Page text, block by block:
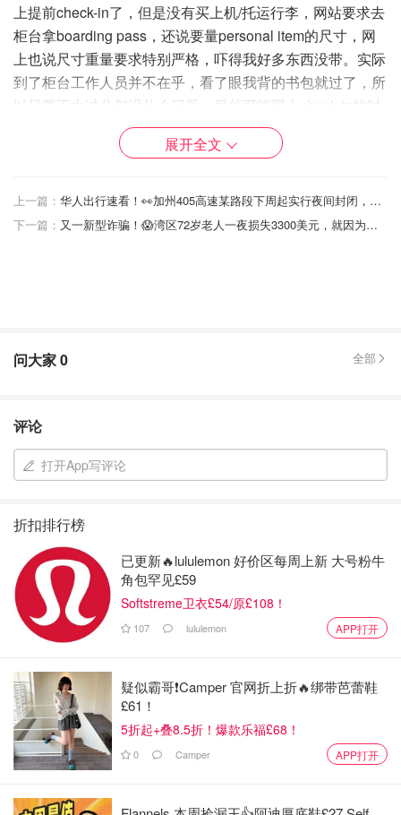
上提前check-in了，但是没有买上机/托运行李，网站要求去
柜台拿boarding pass，还说要量personal item的尺寸，网
上也说尺寸重量要求特别严格，吓得我好多东西没带。实际
到了柜台工作人员并不在乎，看了眼我背的书包就过了，所
以只要不太过分都没什么问题。另外可能网上check-in的时
候输入过绿卡信息，到柜台时工作人员也没要我的绿卡，就
直接给boarding pass了。虽然是国际航班，提前2小时到机
11:20am，还好我后续行程的时间比较宽裕。飞2个小时
1:30pm到达温哥华机场，先扫了淘宝买的esim二维码，不
员后就出来了。在大厅先找了个atm机取了C$600，一次上
基建还是比美国强多了，接着用同一张票坐公交去码头，刚
好时间赶的好就等了5分钟，公交很空而且是双层的，坐
620路公交直达码头，下车就是码头大厅，一进去就看到自
boarding pass了，接着就在berth里等着，虽然飞机晚点
了，邮轮感觉更慢，网上说要提前半小时check-in，执行非
常严格，但是直到4:50pm乘客都没登船，5:20pm邮轮才出
发(原定5pm出发)，开的也慢慢悠悠的，直到7pm(原计划
6:30pm)才到维多利亚的码头。坐邮轮的过程还是挺愉快
的，途中穿过两边的多个小岛，水是深绿色的，和在三峡坐
也比较豪华，下面2层停的私家车，上面有3，4层坐着游
客，这里面有游客纪念品店，小吃区域，咖啡店，小孩游乐
区域，办公区域(像图书馆的小隔间)，上面2层还有开放平
台供游客观光，像个小型商场，第一次见到这么豪华的。上
后，google map显示赶不上去市区的公交车了，实际刚好
展开全文
上一篇：
华人出行速看！👀加州405高速某路段下周起实行夜间封闭，🚗出行务必注意路况
下一篇：
又一新型诈骗！😱湾区72岁老人一夜损失3300美元，就因为点了条“欠费短信”💸📩
问大家0 全部
评论
打开App写评论
折扣排行榜
已更新🔥lululemon 好价区每周上新 大号粉牛
角包罕见£59
Softstreme卫衣£54/原£108！
107 lululemon APP打开
疑似霸哥❗️Camper 官网折上折🔥绑带芭蕾鞋
£61！
5折起+叠8.5折！爆款乐福£68！
0 Camper APP打开